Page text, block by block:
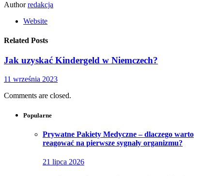
Author redakcja
Website
Related Posts
Jak uzyskać Kindergeld w Niemczech?
11 września 2023
Comments are closed.
Popularne
Prywatne Pakiety Medyczne – dlaczego warto
reagować na pierwsze sygnały organizmu?
21 lipca 2026